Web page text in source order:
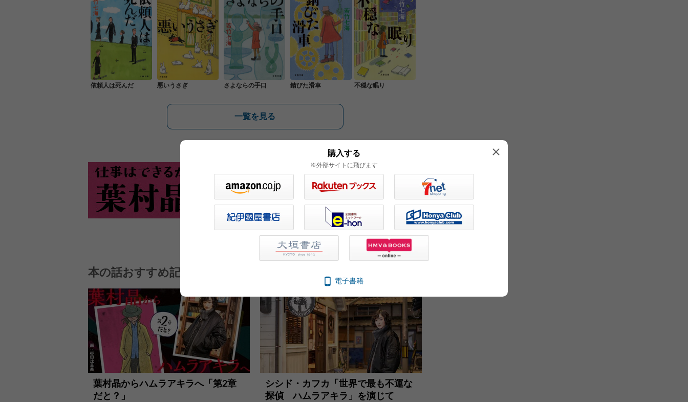
依頼人は死んだ 悪いうさぎ さよならの手口 錆びた滑車 不穏な眠り
一覧を見る
本の話おすすめ記事
葉村晶からハムラアキラへ「第2章
だと？」
シシド・カフカ「世界で最も不運な
探偵 ハムラアキラ」を演じて
購入する
※外部サイトに飛びます
電子書籍